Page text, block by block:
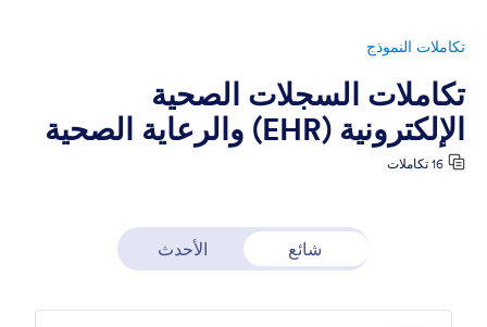
تكاملات النموذج
تكاملات السجلات الصحية
الإلكترونية (EHR) والرعاية الصحية
16 تكاملات
الأحدث شائع